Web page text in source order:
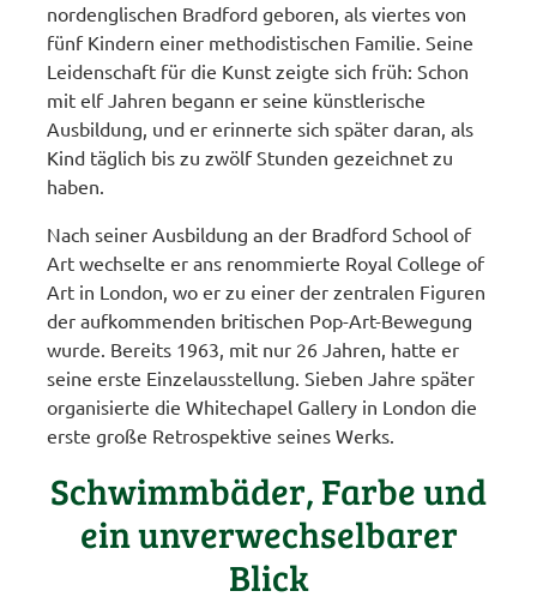
nordenglischen Bradford geboren, als viertes von
fünf Kindern einer methodistischen Familie. Seine
Leidenschaft für die Kunst zeigte sich früh: Schon
mit elf Jahren begann er seine künstlerische
Ausbildung, und er erinnerte sich später daran, als
Kind täglich bis zu zwölf Stunden gezeichnet zu
haben.
Nach seiner Ausbildung an der Bradford School of
Art wechselte er ans renommierte Royal College of
Art in London, wo er zu einer der zentralen Figuren
der aufkommenden britischen Pop-Art-Bewegung
wurde. Bereits 1963, mit nur 26 Jahren, hatte er
seine erste Einzelausstellung. Sieben Jahre später
organisierte die Whitechapel Gallery in London die
erste große Retrospektive seines Werks.
Schwimmbäder, Farbe und
ein unverwechselbarer
Blick